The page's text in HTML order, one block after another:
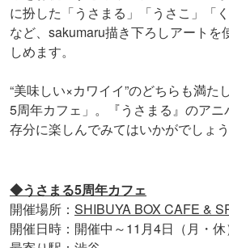
に扮した「うさまる」「うさこ」「
など、sakumaru描き下ろしアートを
しめます。
“美味しい×カワイイ”のどちらも満た
5周年カフェ」。『うさまる』のア
存分に楽しんでみてはいかがでしょう
◆うさまる5周年カフェ
開催場所： SHIBUYA BOX CAFE &
開催日時：開催中～11月4日（月・休